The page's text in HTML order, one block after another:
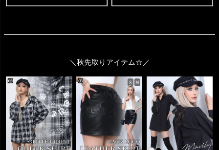
＼秋先取りアイテム☆／